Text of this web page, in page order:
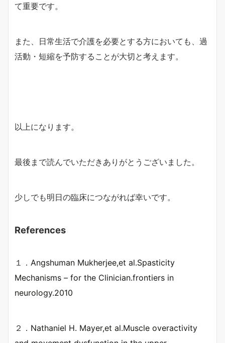
て重要です。
また、日常生活で介護を必要とする方においても、過
活動・短縮を予防することが大切と考えます。
以上になります。
最後まで読んでいただきありがとうございました。
少しでも明日の臨床につながれば幸いです。
References
１． Angshuman Mukherjee,et al.Spasticity
Mechanisms – for the Clinician.frontiers in
neurology.2010
２． Nathaniel H. Mayer,et al.Muscle overactivity